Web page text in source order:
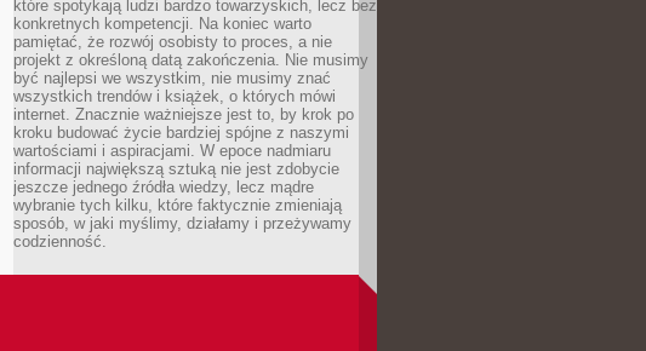
które spotykają ludzi bardzo towarzyskich, lecz bez
konkretnych kompetencji. Na koniec warto
pamiętać, że rozwój osobisty to proces, a nie
projekt z określoną datą zakończenia. Nie musimy
być najlepsi we wszystkim, nie musimy znać
wszystkich trendów i książek, o których mówi
internet. Znacznie ważniejsze jest to, by krok po
kroku budować życie bardziej spójne z naszymi
wartościami i aspiracjami. W epoce nadmiaru
informacji największą sztuką nie jest zdobycie
jeszcze jednego źródła wiedzy, lecz mądre
wybranie tych kilku, które faktycznie zmieniają
sposób, w jaki myślimy, działamy i przeżywamy
codzienność.